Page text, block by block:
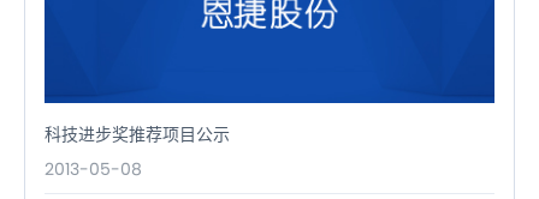
科技进步奖推荐项目公示
2013-05-08